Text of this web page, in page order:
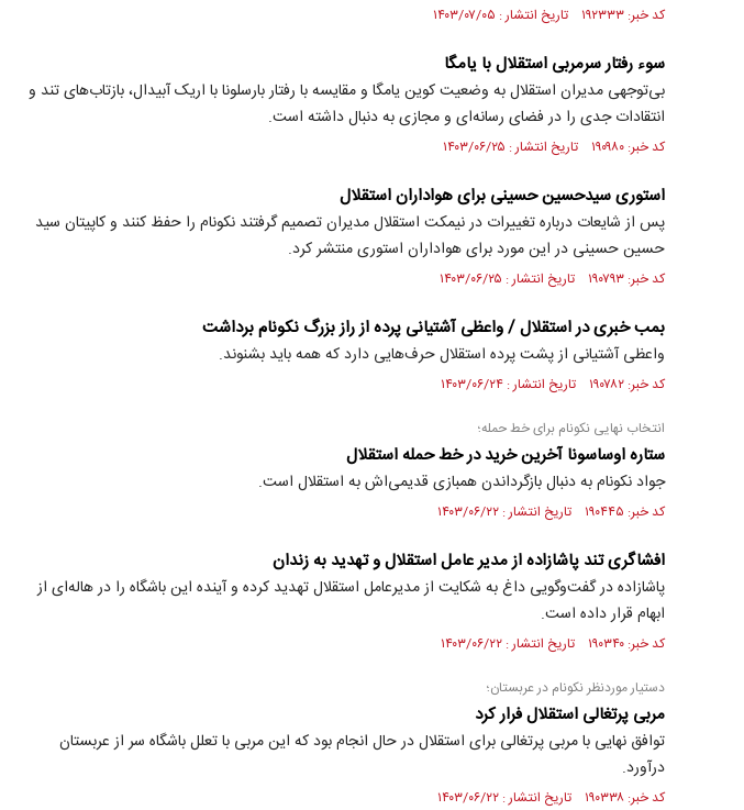
کد خبر: ۱۹۲۳۳۳ تاریخ انتشار : ۱۴۰۳/۰۷/۰۵
سوء رفتار سرمربی استقلال با یامگا
بی‌توجهی مدیران استقلال به وضعیت کوین یامگا و مقایسه با رفتار بارسلونا با اریک آبیدال، بازتاب‌های تند و
انتقادات جدی را در فضای رسانه‌ای و مجازی به دنبال داشته است.
کد خبر: ۱۹۰۹۸۰ تاریخ انتشار : ۱۴۰۳/۰۶/۲۵
استوری سیدحسین حسینی برای هواداران استقلال
پس از شایعات درباره تغییرات در نیمکت استقلال مدیران تصمیم گرفتند نکونام را حفظ کنند و کاپیتان سید
حسین حسینی در این مورد برای هواداران استوری منتشر کرد.
کد خبر: ۱۹۰۷۹۳ تاریخ انتشار : ۱۴۰۳/۰۶/۲۵
بمب خبری در استقلال / واعظی آشتیانی پرده از راز بزرگ نکونام برداشت
واعظی آشتیانی از پشت پرده استقلال حرف‌هایی دارد که همه باید بشنوند.
کد خبر: ۱۹۰۷۸۲ تاریخ انتشار : ۱۴۰۳/۰۶/۲۴
انتخاب نهایی نکونام برای خط حمله؛
ستاره اوساسونا آخرین خرید در خط حمله استقلال
جواد نکونام به دنبال بازگرداندن همبازی قدیمی‌اش به استقلال است.
کد خبر: ۱۹۰۴۴۵ تاریخ انتشار : ۱۴۰۳/۰۶/۲۲
افشاگری تند پاشازاده از مدیر عامل استقلال و تهدید به زندان
پاشازاده در گفت‌وگویی داغ به شکایت از مدیرعامل استقلال تهدید کرده و آینده این باشگاه را در هاله‌ای از
ابهام قرار داده است.
کد خبر: ۱۹۰۳۴۰ تاریخ انتشار : ۱۴۰۳/۰۶/۲۲
دستیار موردنظر نکونام در عربستان؛
مربی پرتغالی استقلال فرار کرد
توافق نهایی با مربی پرتغالی برای استقلال در حال انجام بود که این مربی با تعلل باشگاه سر از عربستان
درآورد.
کد خبر: ۱۹۰۳۳۸ تاریخ انتشار : ۱۴۰۳/۰۶/۲۲